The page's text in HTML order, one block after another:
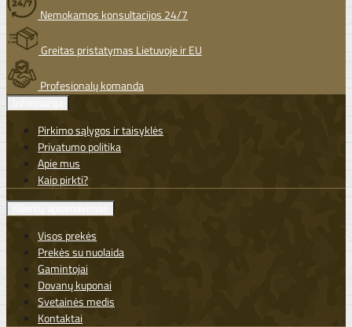
Nemokamos konsultacijos 24/7
Greitas pristatymas Lietuvoje ir EU
Profesionalų komanda
Pirkimo sąlygos ir taisyklės
Privatumo politika
Apie mus
Kaip pirkti?
Visos prekės
Prekės su nuolaida
Gamintojai
Dovanų kuponai
Svetainės medis
Kontaktai